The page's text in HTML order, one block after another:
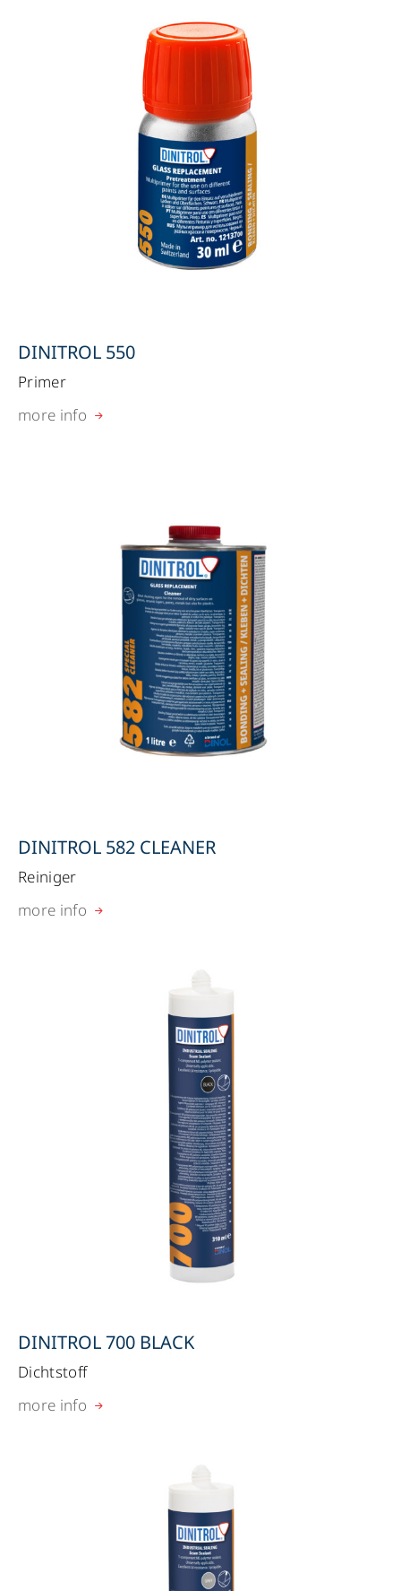
DINITROL 550
Primer
more info
DINITROL 582 CLEANER
Reiniger
more info
DINITROL 700 BLACK
Dichtstoff
more info